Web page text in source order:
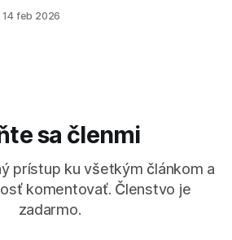
sa na podobných poznámkach ľudia
14 feb 2026
sa členmi
prístup ku všetkým článkom a
komentovať. Členstvo je
zadarmo.